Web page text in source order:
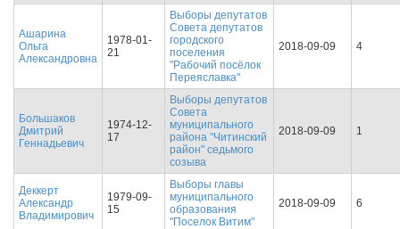
Ашарина
Ольга
Александровна
1978-01-
21
Выборы депутатов
Совета депутатов
городского
поселения
"Рабочий посёлок
Переяславка"
2018-09-09 4
Большаков
Дмитрий
Геннадьевич
1974-12-
17
Выборы депутатов
Совета
муниципального
района "Читинский
район" седьмого
созыва
2018-09-09 1
Деккерт
Александр
Владимирович
1979-09-
15
Выборы главы
муниципального
образования
"Поселок Витим"
2018-09-09 6